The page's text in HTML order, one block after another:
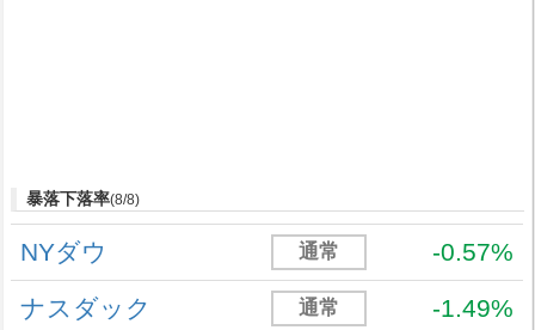
暴落下落率(8/8)
NYダウ 通常 -0.57%
ナスダック 通常 -1.49%